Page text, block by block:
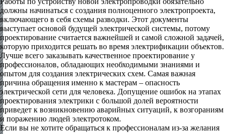
должны начинаться с создания полноценного электропроекта,
включающего в себя схемы разводки. Этот документы
выступает основой будущей электрической системы, потому
проектирование считается важнейшей и самой сложной задачей,
которую приходится решать во время электрификации объектов.
Лучше всего заказывать качественное проектирование у
профессионалов, обладающих необходимыми знаниями и
опытом для создания электрических схем. Самая важная
причина обращения именно к мастерам – опасность
электрической сети для человека. Допущение ошибок на этапах
проектирования электрики с большой долей вероятности
приведет к возникновению аварийных ситуаций, к возгораниям
и поражению людей электротоком.
Если вы не хотите обращаться к профессионалам из-за желания